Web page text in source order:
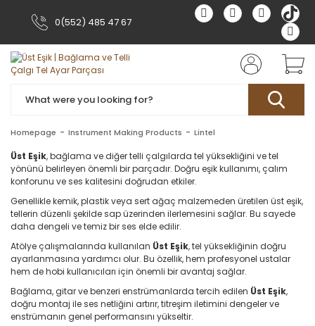
0(552) 485 47 67
Homepage Instrument Making Products Lintel
Üst Eşik, bağlama ve diğer telli çalgılarda tel yüksekliğini ve tel
yönünü belirleyen önemli bir parçadır. Doğru eşik kullanımı, çalım
konforunu ve ses kalitesini doğrudan etkiler.
Genellikle kemik, plastik veya sert ağaç malzemeden üretilen üst eşik,
tellerin düzenli şekilde sap üzerinden ilerlemesini sağlar. Bu sayede
daha dengeli ve temiz bir ses elde edilir.
Atölye çalışmalarında kullanılan Üst Eşik, tel yüksekliğinin doğru
ayarlanmasına yardımcı olur. Bu özellik, hem profesyonel ustalar
hem de hobi kullanıcıları için önemli bir avantaj sağlar.
Bağlama, gitar ve benzeri enstrümanlarda tercih edilen Üst Eşik,
doğru montaj ile ses netliğini artırır, titreşim iletimini dengeler ve
enstrümanın genel performansını yükseltir.